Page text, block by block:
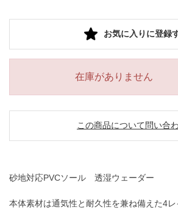
お気に入りに登録
在庫がありません
この商品について問い合
砂地対応PVCソール 透湿ウェーダー
本体素材は通気性と耐久性を兼ね備えた4